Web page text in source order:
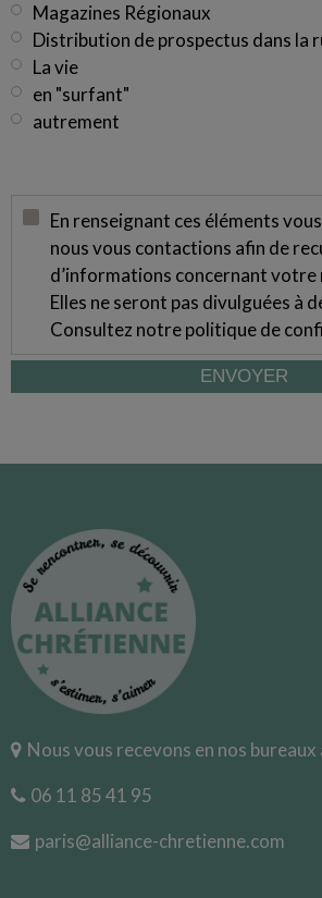
Magazines Régionaux
Distribution de prospectus dans la
La vie
en "surfant"
autrement
En renseignant ces éléments
nous vous contactions afin de
d’informations concernant votre
Elles ne seront pas divulguées à
Consultez notrepolitique de
Nous vous recevons en nos bureaux
06 11 85 41 95
paris@alliance-chretienne.com